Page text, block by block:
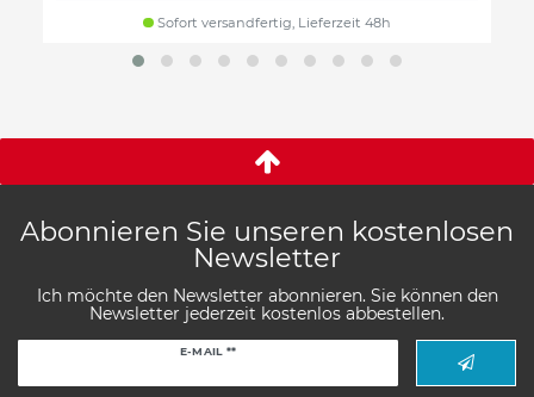
Sofort versandfertig, Lieferzeit 48h
Abonnieren Sie unseren kostenlosen
Newsletter
Ich möchte den Newsletter abonnieren. Sie können den
Newsletter jederzeit kostenlos abbestellen.
E-MAIL **